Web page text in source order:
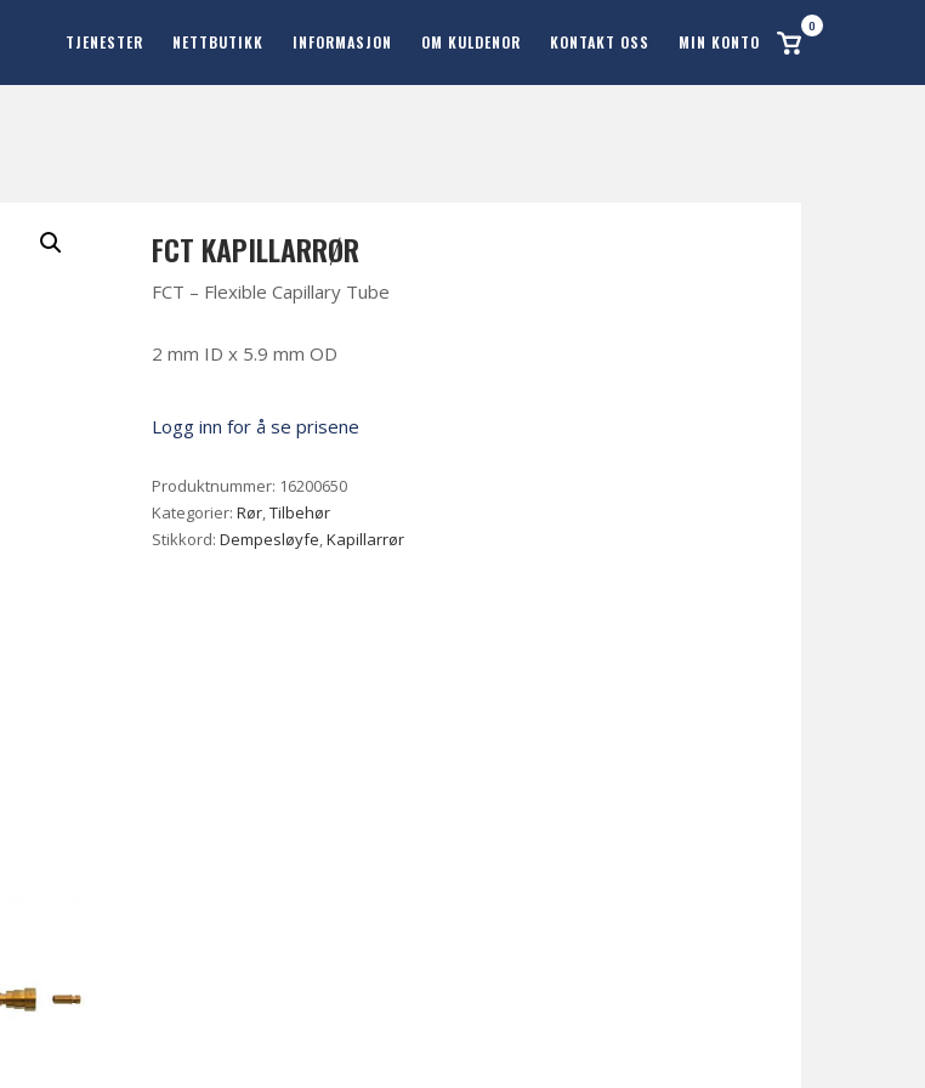
TJENESTER NETTBUTIKK INFORMASJON OM KULDENOR KONTAKT OSS MIN KONTO
Se 0
FCT KAPILLARRØR
FCT – Flexible Capillary Tube
2 mm ID x 5.9 mm OD
Logg inn for å se prisene
Produktnummer: 16200650
Kategorier:Rør,Tilbehør
Stikkord:Dempesløyfe,Kapillarrør